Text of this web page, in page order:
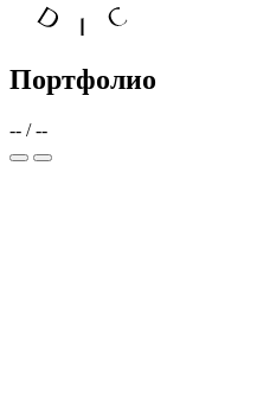
Портфолио
-- / --